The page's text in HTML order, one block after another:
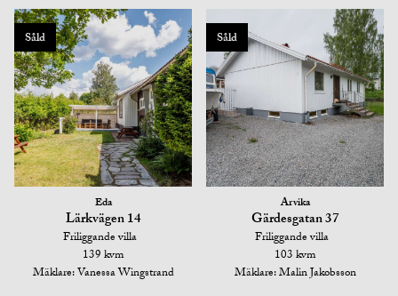
Såld
Eda
Lärkvägen 14
Friliggande villa
139 kvm
Mäklare: Vanessa Wingstrand
Såld
Arvika
Gärdesgatan 37
Friliggande villa
103 kvm
Mäklare: Malin Jakobsson